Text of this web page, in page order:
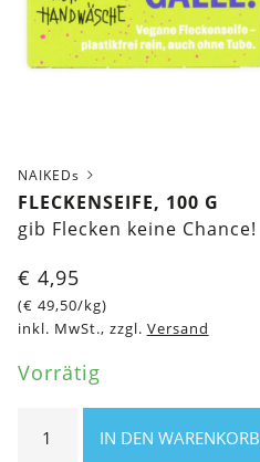
NAIKEDs
FLECKENSEIFE, 100 G
gib Flecken keine Chance!
€ 4,95
(€ 49,50/kg)
inkl. MwSt., zzgl. Versand
Vorrätig
IN DEN WARENKORB